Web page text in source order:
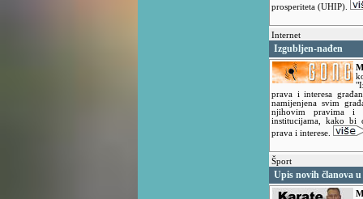
prosperiteta (UHIP).
Internet
Izgubljen-nađen
prava i interesa
namijenjena svim
njihovim pravima i
institucijama, kako bi
prava i interese.
Šport
Upis novih članova